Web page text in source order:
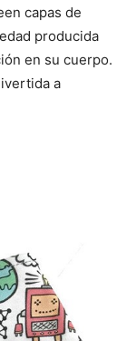
capas de
producida
en su cuerpo.
a